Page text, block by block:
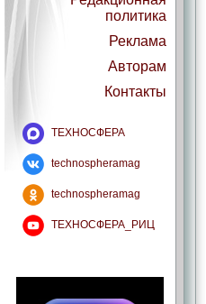
политика
Реклама
Авторам
Контакты
ТЕХНОСФЕРА
technospheramag
technospheramag
ТЕХНОСФЕРА_РИЦ